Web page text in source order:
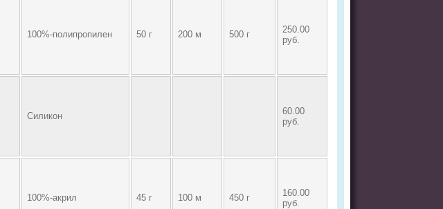
100%-полипропилен 50 г 200 м 500 г
250.00
руб.
Силикон
60.00
руб.
100%-акрил 45 г 100 м 450 г
160.00
руб.